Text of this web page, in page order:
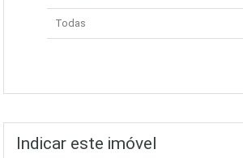
Todas
Indicar este imóvel